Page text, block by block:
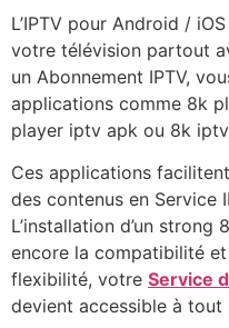
L’IPTV pour Android /
votre télévision partout
un Abonnement IPTV,
applications comme 8k
player iptv apk ou 8k
Ces applications
des contenus en Service
L’installation d’un
encore la compatibilité
flexibilité, votre Service
devient accessible à tout